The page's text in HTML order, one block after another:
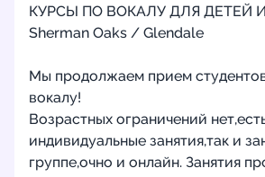
КУРСЫ ПО ВОКАЛУ ДЛЯ ДЕТЕЙ
Sherman Oaks / Glendale
Мы продолжаем прием
вокалу!
Возрастных ограничений
индивидуальные занятия,так и
группе,очно и онлайн. Занятия